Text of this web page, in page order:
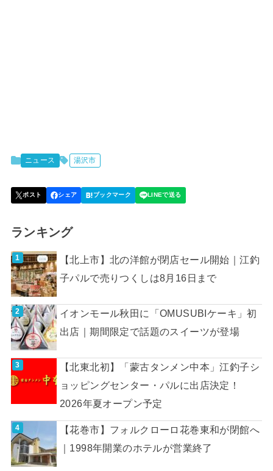
ニュース 湯沢市
ランキング
【北上市】北の洋館が閉店セール開始｜江釣
子パルで売りつくしは8月16日まで
イオンモール秋田に「OMUSUBIケーキ」初
出店｜期間限定で話題のスイーツが登場
【北東北初】「蒙古タンメン中本」江釣子シ
ョッピングセンター・パルに出店決定！
2026年夏オープン予定
【花巻市】フォルクローロ花巻東和が閉館へ
｜1998年開業のホテルが営業終了